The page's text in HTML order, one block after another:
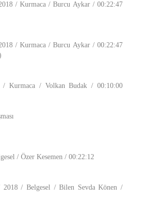
/ Kurmaca / Burcu Aykar / 00:22:47
/ Kurmaca / Burcu Aykar / 00:22:47
Kurmaca / Volkan Budak / 00:10:00
/ Özer Kesemen / 00:22:12
/ Belgesel / Bilen Sevda Könen /